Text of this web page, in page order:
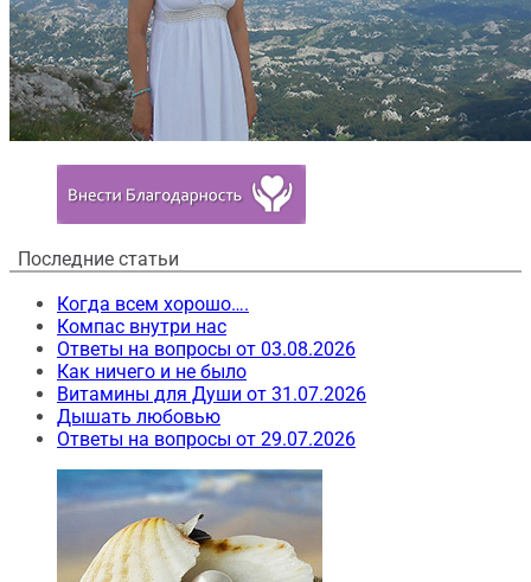
Последние статьи
Когда всем хорошо….
Компас внутри нас
Ответы на вопросы от 03.08.2026
Как ничего и не было
Витамины для Души от 31.07.2026
Дышать любовью
Ответы на вопросы от 29.07.2026